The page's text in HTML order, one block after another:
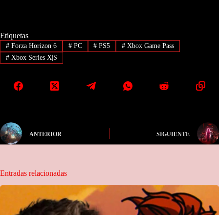
Etiquetas
#Forza Horizon 6 #PC # PS5 # Xbox Game Pass
#Xbox Series X|S
ANTERIOR SIGUIENTE
Entradas relacionadas